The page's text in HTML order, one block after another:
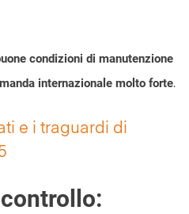
condizioni di manutenzione
internazionale molto forte.
e i traguardi di